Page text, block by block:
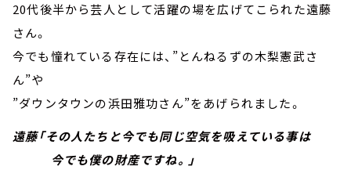
20代後半から芸人として活躍の場を広げてこられた遠藤
さん。
今でも憧れている存在には、”とんねるずの木梨憲武さ
ん”や
”ダウンタウンの浜田雅功さん”をあげられました。
遠藤「その人たちと今でも同じ空気を吸えている事は
今でも僕の財産ですね。」